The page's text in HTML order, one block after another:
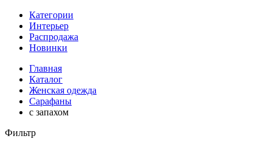
Категории
Интерьер
Распродажа
Новинки
Главная
Каталог
Женская одежда
Сарафаны
с запахом
Фильтр